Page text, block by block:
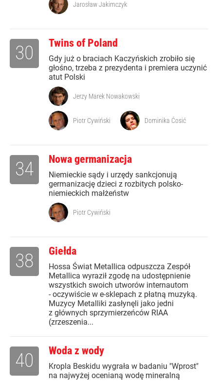
Jarosław Jakimczyk
Twins of Poland
Gdy już o braciach Kaczyńskich zrobiło się
głośno, trzeba z prezydenta i premiera uczynić
atut Polski
30
Jerzy Marek Nowakowski
Piotr Cywiński Dominika Ćosić
Nowa germanizacja
Niemieckie sądy i urzędy sankcjonują
germanizację dzieci z rozbitych polsko-
niemieckich małżeństw
34
Piotr Cywiński
Giełda
Hossa Świat Metallica odpuszcza Zespół
Metallica wyraził zgodę na udostępnienie
wszystkich swoich utworów internautom
- oczywiście w e-sklepach z płatną muzyką.
Muzycy Metalliki zasłynęli jako jedni
z głównych sprzymierzeńców RIAA
(zrzeszenia...
38
Woda z wody
Kropla Beskidu wygrała w badaniu "Wprost"
na najwyżej ocenianą wodę mineralną
40